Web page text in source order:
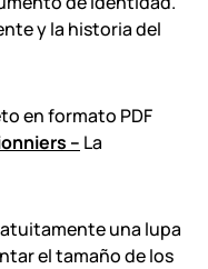
y la historia del
en formato PDF
– La
una lupa
el tamaño de los